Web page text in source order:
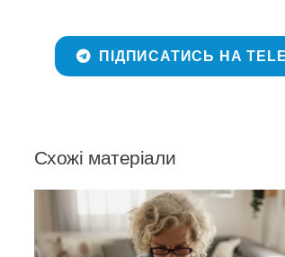
ПІДПИСАТИСЬ НА
Схожі матеріали